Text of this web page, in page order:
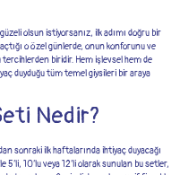
olsun istiyorsanız, ilk adımı doğru bir
o özel günlerde, onun konforunu ve
biridir. Hem işlevsel hem de
duyduğu tüm temel giysileri bir araya
Nedir?
sonraki ilk haftalarında ihtiyaç duyacağı
10’lu veya 12’li olarak sunulan bu setler,